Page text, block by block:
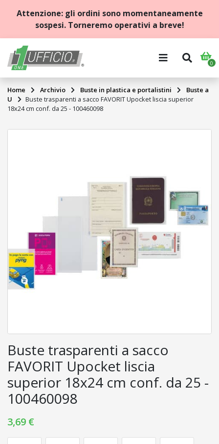
Attenzione: gli ordini sono momentaneamente
sospesi. Torneremo operativi a breve!
0
HOME
ARCHIVIO
E
COMUNICAZIONE
VISIVA
PIÙ
LOGIN
WISHLIST
Home Archivio Buste in plastica e portalistini
Buste a
U
Buste trasparenti a sacco FAVORIT Upocket liscia superior
18x24 cm conf. da 25 - 100460098
Buste trasparenti a sacco
FAVORIT Upocket liscia
superior 18x24 cm conf. da 25 -
100460098
3,69 €